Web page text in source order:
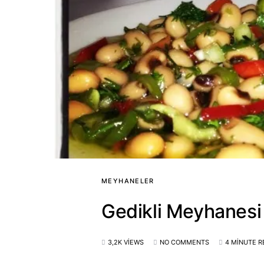
MEYHANELER
Gedikli Meyhanesi
3,2K VIEWS NO COMMENTS 4 MINUTE